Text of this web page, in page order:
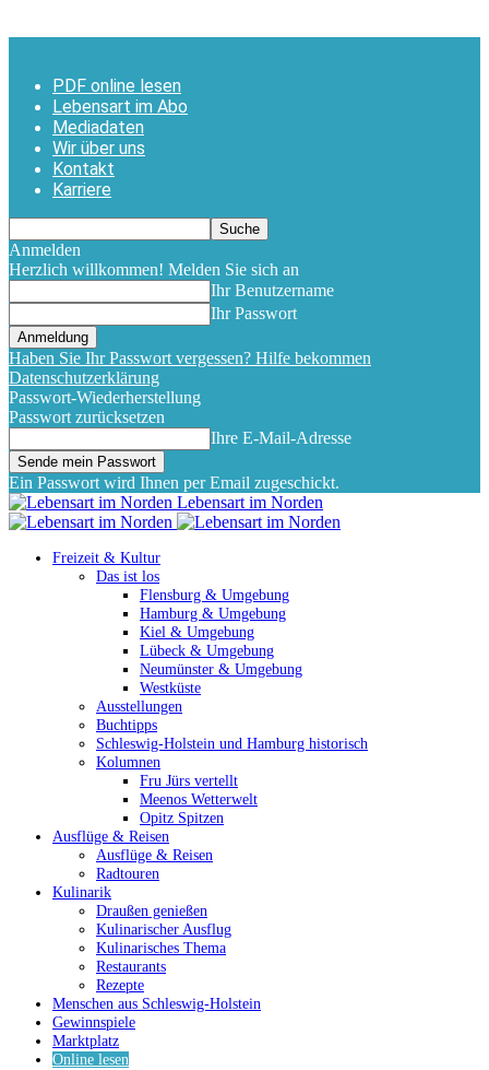
PDF online lesen
Lebensart im Abo
Mediadaten
Wir über uns
Kontakt
Karriere
Anmelden
Herzlich willkommen! Melden Sie sich an
Ihr Benutzername
Ihr Passwort
Haben Sie Ihr Passwort vergessen? Hilfe bekommen
Datenschutzerklärung
Passwort-Wiederherstellung
Passwort zurücksetzen
Ihre E-Mail-Adresse
Ein Passwort wird Ihnen per Email zugeschickt.
Lebensart im Norden
Freizeit & Kultur
Das ist los
Flensburg & Umgebung
Hamburg & Umgebung
Kiel & Umgebung
Lübeck & Umgebung
Neumünster & Umgebung
Westküste
Ausstellungen
Buchtipps
Schleswig-Holstein und Hamburg historisch
Kolumnen
Fru Jürs vertellt
Meenos Wetterwelt
Opitz Spitzen
Ausflüge & Reisen
Ausflüge & Reisen
Radtouren
Kulinarik
Draußen genießen
Kulinarischer Ausflug
Kulinarisches Thema
Restaurants
Rezepte
Menschen aus Schleswig-Holstein
Gewinnspiele
Marktplatz
Online lesen